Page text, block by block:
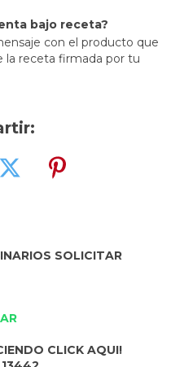
bajo receta?
con el producto que
la receta firmada por tu
SOLICITAR
CLICK AQUI!